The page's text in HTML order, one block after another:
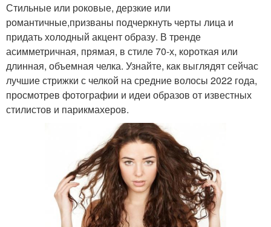
Стильные или роковые, дерзкие или
романтичные,призваны подчеркнуть черты лица и
придать холодный акцент образу. В тренде
асимметричная, прямая, в стиле 70-х, короткая или
длинная, объемная челка. Узнайте, как выглядят сейчас
лучшие стрижки с челкой на средние волосы 2022 года,
просмотрев фотографии и идеи образов от известных
стилистов и парикмахеров.